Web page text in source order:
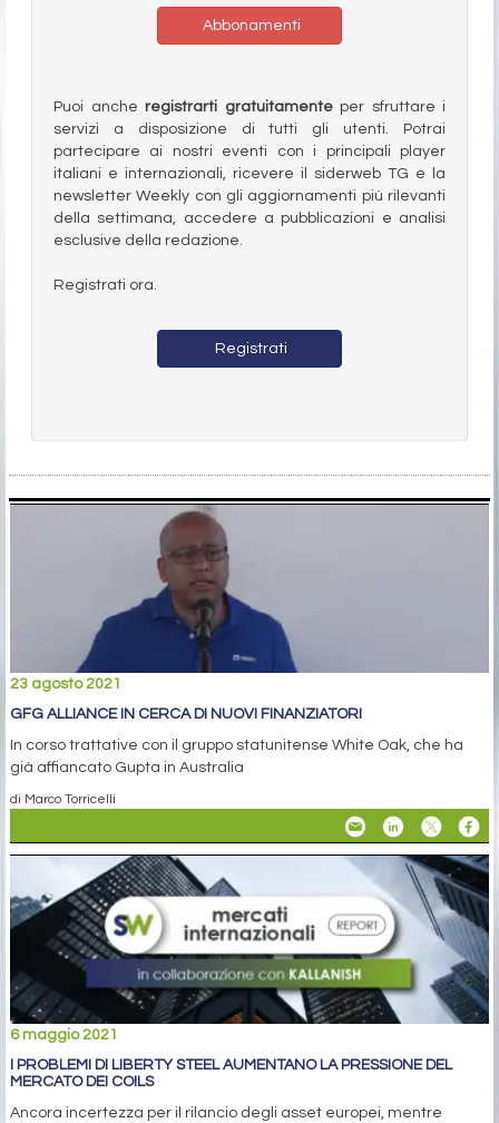
Abbonamenti
Puoi anche registrarti gratuitamenteper sfruttare i
servizi a disposizione di tutti gli utenti. Potrai
partecipare ai nostri eventi con i principali player
italiani e internazionali, ricevere il siderweb TG e la
newsletter Weekly con gli aggiornamenti più rilevanti
della settimana, accedere a pubblicazioni e analisi
esclusive della redazione.
Registrati ora.
Registrati
23 agosto 2021
GFG ALLIANCE IN CERCA DI NUOVI FINANZIATORI
In corso trattative con il gruppo statunitense White Oak, che ha
già affiancato Gupta in Australia
di Marco Torricelli
6 maggio 2021
I PROBLEMI DI LIBERTY STEEL AUMENTANO LA PRESSIONE DEL
MERCATO DEI COILS
Ancora incertezza per il rilancio degli asset europei, mentre